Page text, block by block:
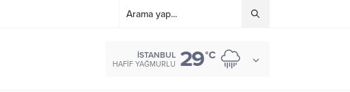
İSTANBUL
HAFIF YAĞMURLU 29°C